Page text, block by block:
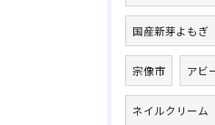
国産新芽よもぎ
宗像市 アビ
ネイルクリーム